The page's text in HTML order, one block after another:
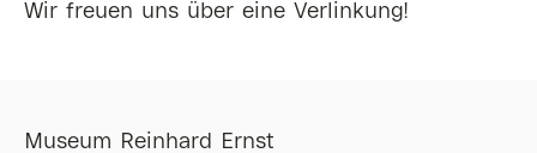
Wir freuen uns über eine Verlinkung!
Museum Reinhard Ernst